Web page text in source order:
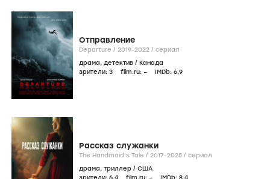
Отправление
Departure / 2019-2022 / сериал
драма, детектив / Канада
зрители: 3 film.ru: – IMDb: 6,9
Рассказ служанки
The Handmaid's Tale / 2017-2025 / сериал
драма, триллер / США